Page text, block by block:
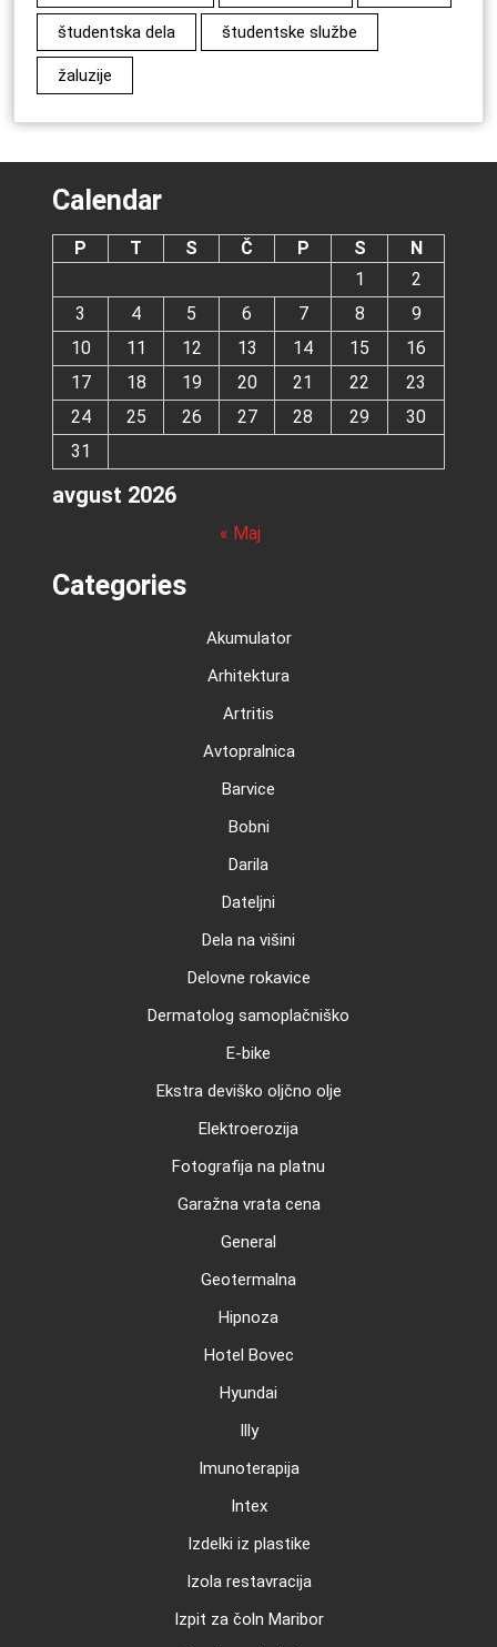
študentska dela študentske službe
žaluzije
Calendar
avgust 2026
P T S Č P S
N
1
2
3
4 5 6 7 8
9
10
11 12 13 14 15
16
17
18 19 20 21 22
23
24
25 26 27 28 29
30
31
« Maj
Categories
Akumulator
Arhitektura
Artritis
Avtopralnica
Barvice
Bobni
Darila
Dateljni
Dela na višini
Delovne rokavice
Dermatolog samoplačniško
E-bike
Ekstra deviško oljčno olje
Elektroerozija
Fotografija na platnu
Garažna vrata cena
General
Geotermalna
Hipnoza
Hotel Bovec
Hyundai
Illy
Imunoterapija
Intex
Izdelki iz plastike
Izola restavracija
Izpit za čoln Maribor